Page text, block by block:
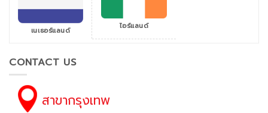
เนเธอร์แลนด์ ไอร์แลนด์
CONTACT US
สาขากรุงเทพ